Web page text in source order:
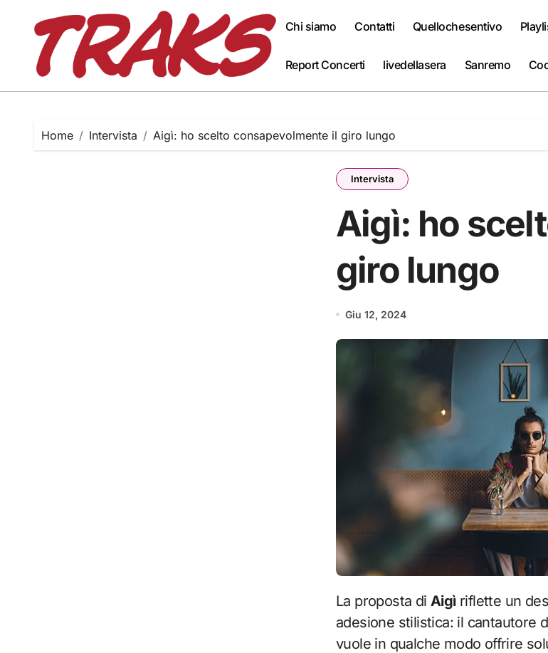
content
Chi siamo Contatti Quellochesentivo
Report Concerti livedellasera Sanremo
Home Intervista Aigì: ho scelto consapevolmente il giro lungo
Intervista
Aigì: ho
giro lungo
Giu 12, 2024
La proposta diAigìriflette un
adesione stilistica: il cantautore
vuole in qualche modo offrire